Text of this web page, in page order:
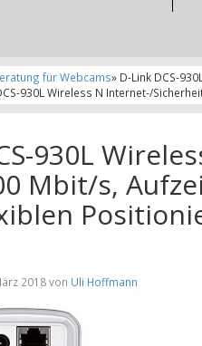
für Webcams» D-Link DCS-
930L Wireless N Internet-/
930L
Mbit/s,
2018 von Uli Hoffmann